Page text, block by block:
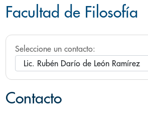
Facultad de Filosofía
Seleccione un contacto:
Contacto